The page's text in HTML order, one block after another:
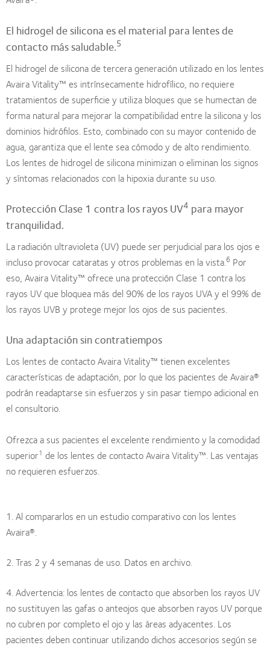
El hidrogel de silicona es el material para lentes de
contacto más saludable.5
El hidrogel de silicona de tercera generación utilizado en los lentes
Avaira Vitality™ es intrínsecamente hidrofílico, no requiere
tratamientos de superficie y utiliza bloques que se humectan de
forma natural para mejorar la compatibilidad entre la silicona y los
dominios hidrófilos. Esto, combinado con su mayor contenido de
agua, garantiza que el lente sea cómodo y de alto rendimiento.
Los lentes de hidrogel de silicona minimizan o eliminan los signos
y síntomas relacionados con la hipoxia durante su uso.
Protección Clase 1 contra los rayos UV4 para mayor
tranquilidad.
La radiación ultravioleta (UV) puede ser perjudicial para los ojos e
incluso provocar cataratas y otros problemas en la vista.6 Por
eso, Avaira Vitality™ ofrece una protección Clase 1 contra los
rayos UV que bloquea más del 90% de los rayos UVA y el 99% de
los rayos UVB y protege mejor los ojos de sus pacientes.
Una adaptación sin contratiempos
Los lentes de contacto Avaira Vitality™ tienen excelentes
características de adaptación, por lo que los pacientes de Avaira®
podrán readaptarse sin esfuerzos y sin pasar tiempo adicional en
el consultorio.
Ofrezca a sus pacientes el excelente rendimiento y la comodidad
superior1 de los lentes de contacto Avaira Vitality™. Las ventajas
no requieren esfuerzos.
1. Al compararlos en un estudio comparativo con los lentes
Avaira®.
2. Tras 2 y 4 semanas de uso. Datos en archivo.
4. Advertencia: los lentes de contacto que absorben los rayos UV
no sustituyen las gafas o anteojos que absorben rayos UV porque
no cubren por completo el ojo y las áreas adyacentes. Los
pacientes deben continuar utilizando dichos accesorios según se